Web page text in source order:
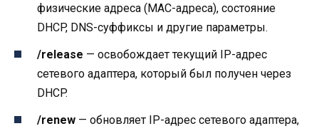
физические адреса (MAC-адреса), состояние
DHCP, DNS-суффиксы и другие параметры.
/release — освобождает текущий IP-адрес
сетевого адаптера, который был получен через
DHCP.
/renew — обновляет IP-адрес сетевого адаптера,